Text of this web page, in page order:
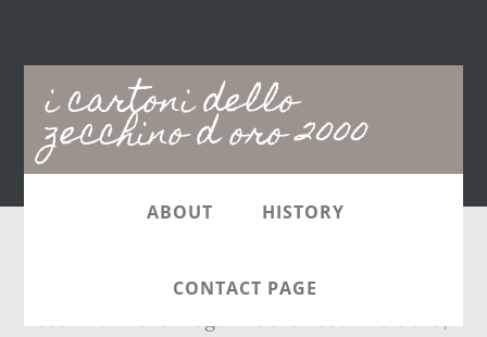
i cartoni dello
zecchino d oro 2000
Main
navigation
ABOUT HISTORY
CONTACT PAGE
Nome del Torrent: I Cartoni Animati Dello